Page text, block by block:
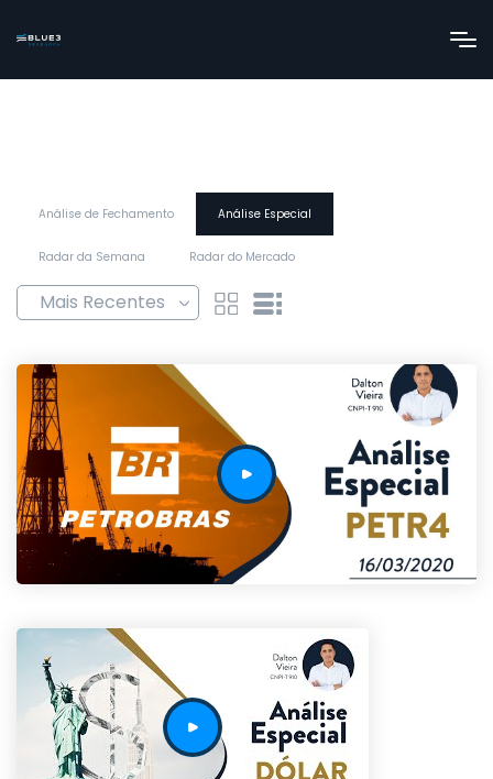
Análise de Fechamento Análise Especial
Radar da Semana Radar do Mercado